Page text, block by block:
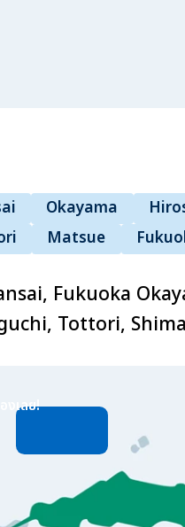
Okayama
Matsue
Fukuoka
Tottori,
จองเลย!